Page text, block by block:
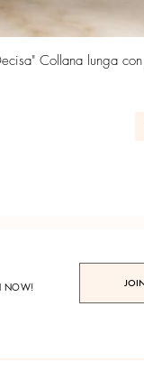
Collana lunga
NOW!